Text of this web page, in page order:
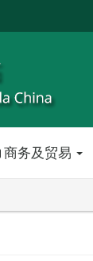
商务及贸易